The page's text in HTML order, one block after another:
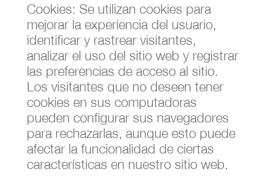
Cookies: Se utilizan cookies para
mejorar la experiencia del usuario,
identificar y rastrear visitantes,
analizar el uso del sitio web y registrar
las preferencias de acceso al sitio.
Los visitantes que no deseen tener
cookies en sus computadoras
pueden configurar sus navegadores
para rechazarlas, aunque esto puede
afectar la funcionalidad de ciertas
características en nuestro sitio web.